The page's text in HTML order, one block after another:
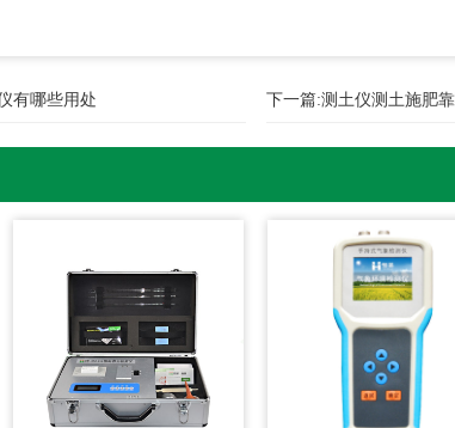
有哪些用处 下一篇:测土仪测土施肥